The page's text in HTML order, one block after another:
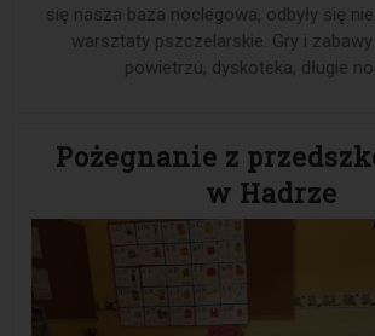
się nasza baza noclegowa, odbyły się
warsztaty pszczelarskie. Gry i
powietrzu, dyskoteka, długie
Pożegnanie z
w Hadrze